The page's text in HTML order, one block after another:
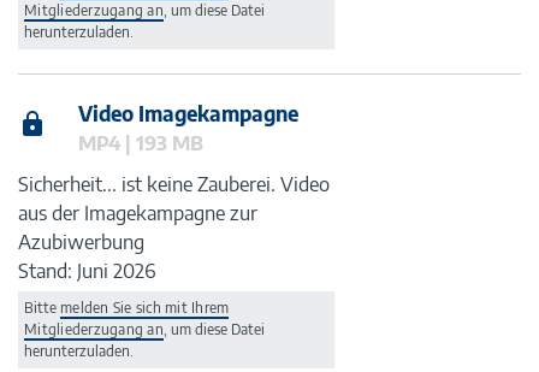
Mitgliederzugang an, um diese Datei
herunterzuladen.
Video Imagekampagne
MP4 | 193 MB
Sicherheit... ist keine Zauberei. Video
aus der Imagekampagne zur
Azubiwerbung
Stand: Juni 2026
Bitte melden Sie sich mit Ihrem
Mitgliederzugang an, um diese Datei
herunterzuladen.